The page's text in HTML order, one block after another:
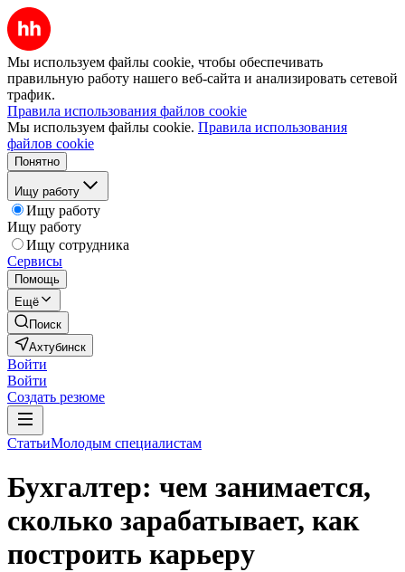
Мы используем файлы cookie, чтобы обеспечивать
правильную работу нашего веб-сайта и анализировать сетевой
трафик.
Правила использования файлов cookie
Мы используем файлы cookie. Правила использования
файлов cookie
Понятно
Ищу работу
Ищу работу
Ищу работу
Ищу сотрудника
Сервисы
Помощь
Ещё
Поиск
Ахтубинск
Войти
Войти
Создать резюме
СтатьиМолодым специалистам
Бухгалтер: чем занимается,
сколько зарабатывает, как
построить карьеру